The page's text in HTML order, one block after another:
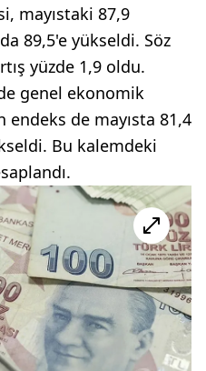
mayıstaki 87,9
89,5'e yükseldi. Söz
yüzde 1,9 oldu.
genel ekonomik
de mayısta 81,4
Bu kalemdeki